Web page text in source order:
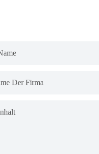
Der Firma